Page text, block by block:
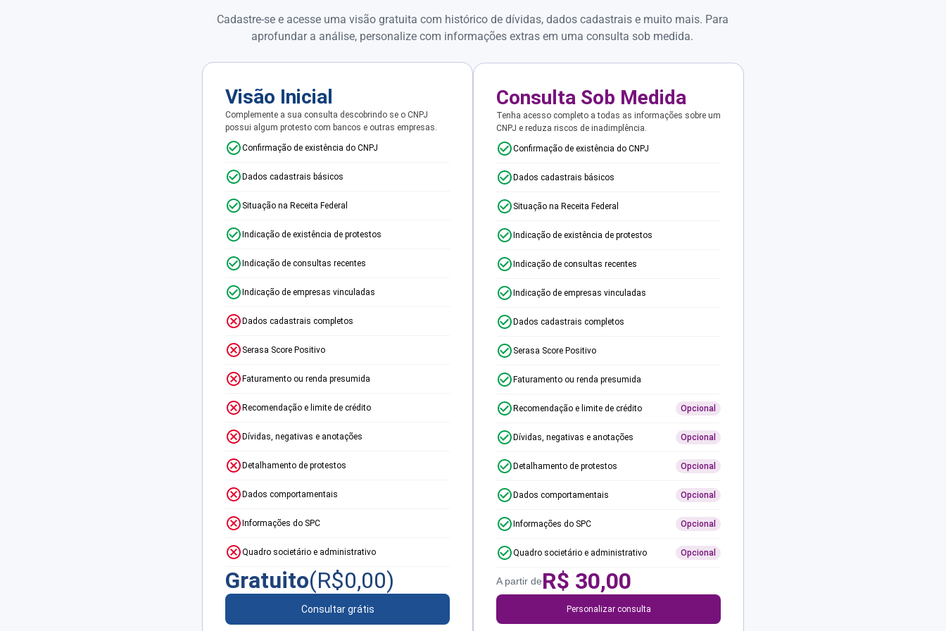
Cadastre-se e acesse uma visão gratuita com histórico de dívidas, dados cadastrais e muito mais. Para
aprofundar a análise, personalize com informações extras em uma consulta sob medida.
Visão Inicial
Complemente a sua consulta descobrindo se o CNPJ
possui algum protesto com bancos e outras empresas.
Confirmação de existência do CNPJ
Dados cadastrais básicos
Situação na Receita Federal
Indicação de existência de protestos
Indicação de consultas recentes
Indicação de empresas vinculadas
Dados cadastrais completos
Serasa Score Positivo
Faturamento ou renda presumida
Recomendação e limite de crédito
Dívidas, negativas e anotações
Detalhamento de protestos
Dados comportamentais
Informações do SPC
Quadro societário e administrativo
Gratuito(R$0,00)
Consultar grátis
Consulta Sob Medida
Tenha acesso completo a todas as informações sobre um
CNPJ e reduza riscos de inadimplência.
Confirmação de existência do CNPJ
Dados cadastrais básicos
Situação na Receita Federal
Indicação de existência de protestos
Indicação de consultas recentes
Indicação de empresas vinculadas
Dados cadastrais completos
Serasa Score Positivo
Faturamento ou renda presumida
Recomendação e limite de crédito Opcional
Dívidas, negativas e anotações Opcional
Detalhamento de protestos Opcional
Dados comportamentais Opcional
Informações do SPC Opcional
Quadro societário e administrativo Opcional
A partir deR$ 30,00
Personalizar consulta